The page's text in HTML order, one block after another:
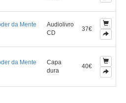
da Mente
Audiolivro
CD
37€
da Mente
Capa
dura
40€